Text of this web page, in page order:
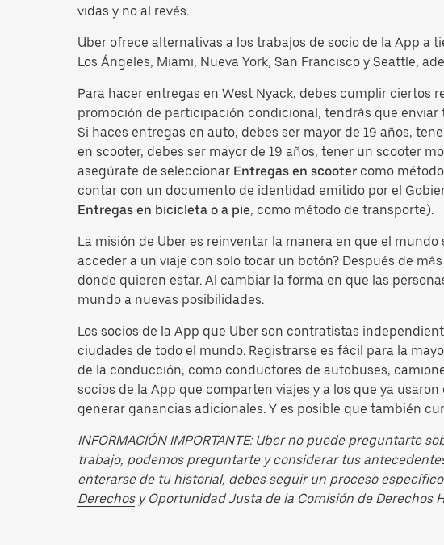
vidas y no al revés.
Uber ofrece alternativas a los trabajos de socio de la App a
Los Ángeles, Miami, Nueva York, San Francisco y Seattle,
Para hacer entregas en West Nyack, debes cumplir ciertos
promoción de participación condicional, tendrás que
Si haces entregas en auto, debes ser mayor de 19 años,
en scooter, debes ser mayor de 19 años, tener un scooter
asegúrate de seleccionar Entregas en scooter como
contar con un documento de identidad emitido por el
Entregas en bicicleta o a pie, como método de transporte).
La misión de Uber es reinventar la manera en que el
acceder a un viaje con solo tocar un botón? Después de
donde quieren estar. Al cambiar la forma en que las
mundo a nuevas posibilidades.
Los socios de la App que Uber son contratistas
ciudades de todo el mundo. Registrarse es fácil para la
de la conducción, como conductores de autobuses,
socios de la App que comparten viajes y a los que ya
generar ganancias adicionales. Y es posible que también
INFORMACIÓN IMPORTANTE: Uber no puede preguntarte
trabajo, podemos preguntarte y considerar tus
enterarse de tu historial, debes seguir un proceso
Derechosy Oportunidad Justa de la Comisión de Derechos